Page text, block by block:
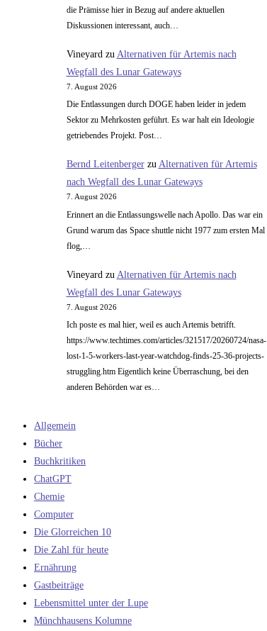
die Prämisse hier in Bezug auf andere aktuellen
Diskussionen interessant, auch…
Vineyard zu Alternativen für Artemis nach
Wegfall des Lunar Gateways
7. August 2026
Die Entlassungen durch DOGE haben leider in jedem
Sektor zu Mehrkosten geführt. Es war halt ein Ideologie
getriebendes Projekt. Post…
Bernd Leitenbergerzu Alternativen für Artemis
nach Wegfall des Lunar Gateways
7. August 2026
Erinnert an die Entlassungswelle nach Apollo. Das war ein
Grund warum das Space shuttle nicht 1977 zum ersten Mal
flog,…
Vineyard zu Alternativen für Artemis nach
Wegfall des Lunar Gateways
7. August 2026
Ich poste es mal hier, weil es auch Artemis betrifft.
https://www.techtimes.com/articles/321517/20260724/nasa-
lost-1-5-workers-last-year-watchdog-finds-25-36-projects-
struggling.htm Eigentlich keine Überraschung, bei den
anderen Behörden war es…
Allgemein
Bücher
Buchkritiken
ChatGPT
Chemie
Computer
Die Glorreichen 10
Die Zahl für heute
Ernährung
Gastbeiträge
Lebensmittel unter der Lupe
Münchhausens Kolumne